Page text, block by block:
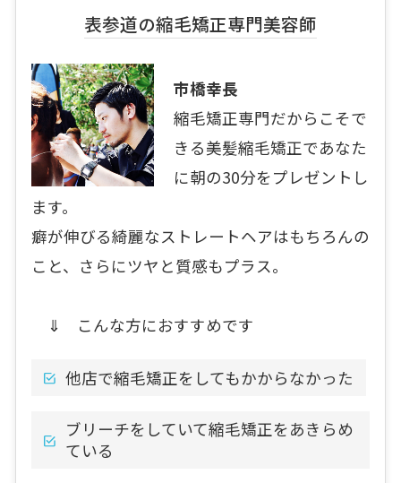
表参道の縮毛矯正専門美容師
市橋幸長
縮毛矯正専門だからこそで
きる美髪縮毛矯正であなた
に朝の30分をプレゼントし
ます。
癖が伸びる綺麗なストレートヘアはもちろんの
こと、さらにツヤと質感もプラス。
⇓ こんな方におすすめです
他店で縮毛矯正をしてもかからなかった
ブリーチをしていて縮毛矯正をあきらめ
ている